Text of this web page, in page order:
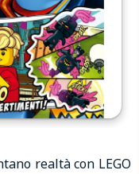
realtà con LEGO